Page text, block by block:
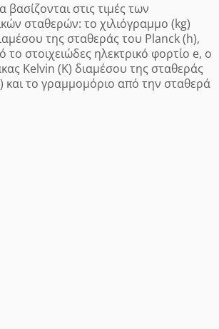
βασίζονται στις τιμές των
σταθερών: το χιλιόγραμμο (kg)
της σταθεράς του Planck (h),
στοιχειώδες ηλεκτρικό φορτίο e, o
Kelvin (K) διαμέσου της σταθεράς
και το γραμμομόριο από την σταθερά